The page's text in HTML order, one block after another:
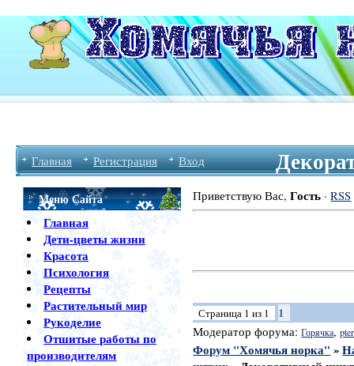
Главная Регистрация Вход
Меню Сайта
Главная
Дети-цветы жизни
Красота
Психология
Рецепты
Растительный мир
Рукоделие
Отшитые работы по
производителям
Приветствую Вас,Гость ·RSS
Страница 1 из 1 1
Модератор форума:Горячка,
Форум "Хомячья норка" »